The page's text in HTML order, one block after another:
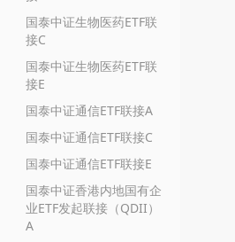
国泰中证生物医药ETF联
接C
国泰中证生物医药ETF联
接E
国泰中证通信ETF联接A
国泰中证通信ETF联接C
国泰中证通信ETF联接E
国泰中证香港内地国有企
业ETF发起联接（QDII）
A